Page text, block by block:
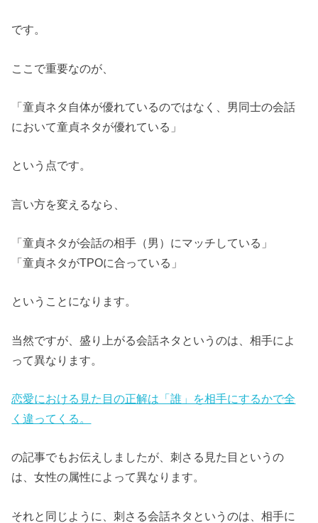
です。
ここで重要なのが、
「童貞ネタ自体が優れているのではなく、男同士の会話
において童貞ネタが優れている」
という点です。
言い方を変えるなら、
「童貞ネタが会話の相手（男）にマッチしている」
「童貞ネタがTPOに合っている」
ということになります。
当然ですが、盛り上がる会話ネタというのは、相手によ
って異なります。
恋愛における見た目の正解は「誰」を相手にするかで全
く違ってくる。
の記事でもお伝えしましたが、刺さる見た目というの
は、女性の属性によって異なります。
それと同じように、刺さる会話ネタというのは、相手に